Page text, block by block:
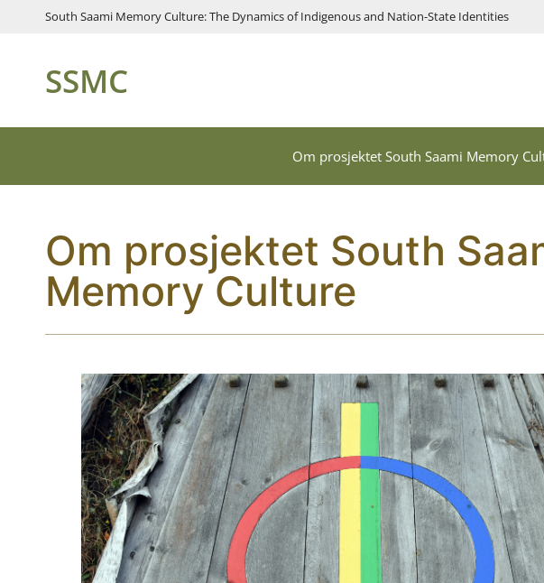
South Saami Memory Culture: The Dynamics of Indigenous and Nation-State Identities
SSMC
Om prosjektet South Saami Memory
Om prosjektet South
Memory Culture